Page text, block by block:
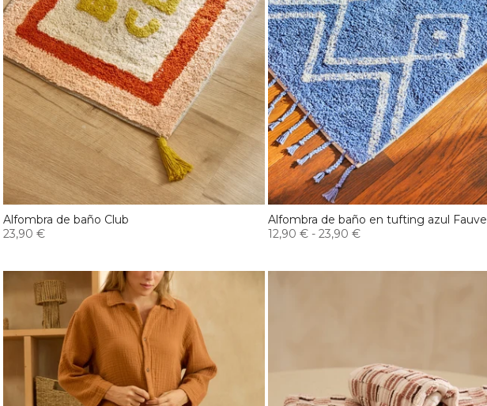
Alfombra de baño Club
23,90 €
Alfombra de baño en tufting azul Fauve
12,90 € - 23,90 €